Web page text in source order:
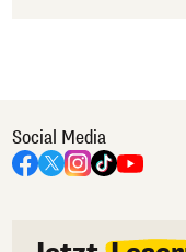
Social Media